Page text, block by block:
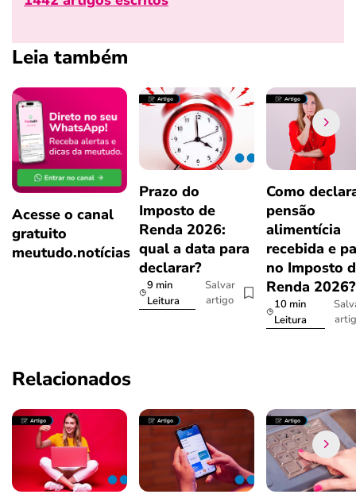
Leia também
Acesse o canal
gratuito
meutudo.notícias
Prazo do
Imposto de
Renda 2026:
qual a data para
declarar?
9 min
Leitura
Salvar
artigo
Como
pensão
alimentícia
recebida e
no Imposto
Renda
10 min
Leitura
Relacionados